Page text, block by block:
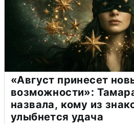
«Август принесет
возможности»:
назвала, кому из
улыбнется удача